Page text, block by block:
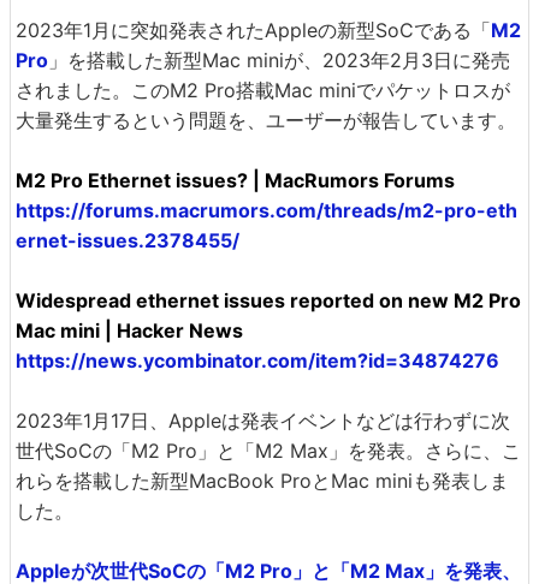
2023年1月に突如発表されたAppleの新型SoCである「M2
Pro 」を搭載した新型Mac miniが、2023年2月3日に発売
されました。このM2 Pro搭載Mac miniでパケットロスが
大量発生するという問題を、ユーザーが報告しています。
M2 Pro Ethernet issues? | MacRumors Forums
https://forums.macrumors.com/threads/m2-pro-eth
ernet-issues.2378455/
Widespread ethernet issues reported on new M2 Pro
Mac mini | Hacker News
https://news.ycombinator.com/item?id=34874276
2023年1月17日、Appleは発表イベントなどは行わずに次
世代SoCの「M2 Pro」と「M2 Max」を発表。さらに、こ
れらを搭載した新型MacBook ProとMac miniも発表しま
した。
Appleが次世代SoCの「M2 Pro」と「M2 Max」を発表、